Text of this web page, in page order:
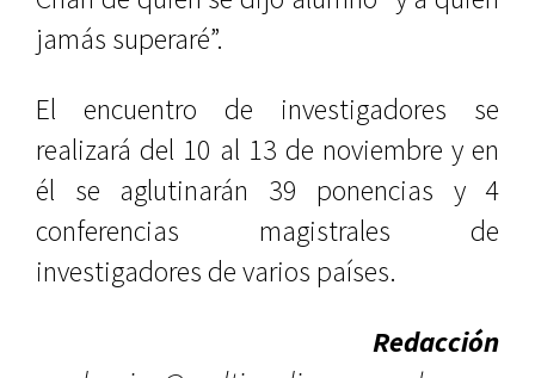
jamás superaré”.
El encuentro de investigadores se
realizará del 10 al 13 de noviembre y en
él se aglutinarán 39 ponencias y 4
conferencias magistrales de
investigadores de varios países.
Redacción